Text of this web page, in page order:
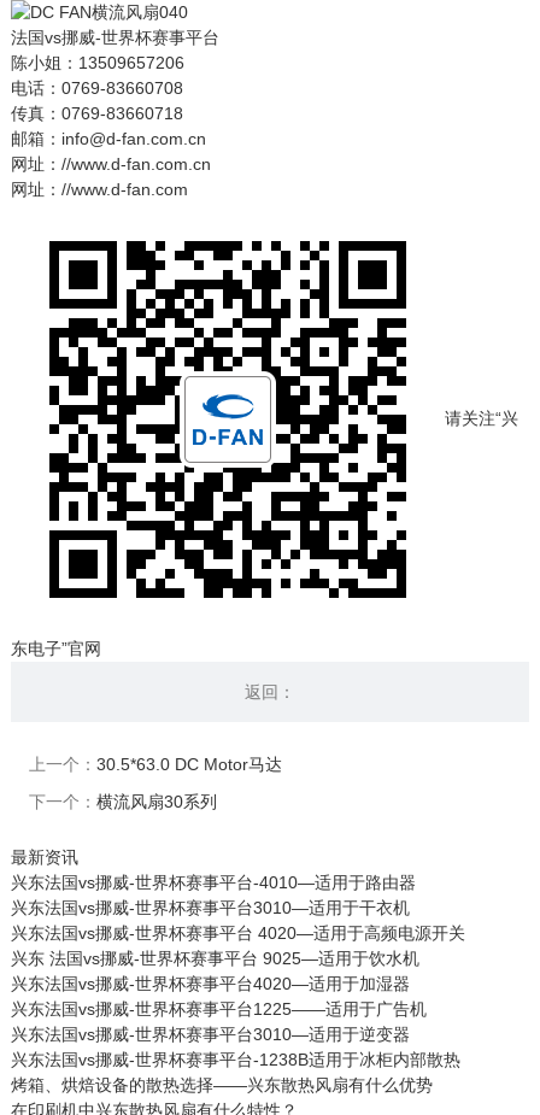
法国vs挪威-世界杯赛事平台
陈小姐：13509657206
电话：0769-83660708
传真：0769-83660718
邮箱：info@d-fan.com.cn
网址：//www.d-fan.com.cn
网址：//www.d-fan.com
请关注“兴
东电子”官网
返回：
上一个： 30.5*63.0 DC Motor马达
下一个： 横流风扇30系列
最新资讯
兴东法国vs挪威-世界杯赛事平台-4010—适用于路由器
兴东法国vs挪威-世界杯赛事平台3010—适用于干衣机
兴东法国vs挪威-世界杯赛事平台 4020—适用于高频电源开关
兴东 法国vs挪威-世界杯赛事平台 9025—适用于饮水机
兴东法国vs挪威-世界杯赛事平台4020—适用于加湿器
兴东法国vs挪威-世界杯赛事平台1225——适用于广告机
兴东法国vs挪威-世界杯赛事平台3010—适用于逆变器
兴东法国vs挪威-世界杯赛事平台-1238B适用于冰柜内部散热
烤箱、烘焙设备的散热选择——兴东散热风扇有什么优势
在印刷机中兴东散热风扇有什么特性？